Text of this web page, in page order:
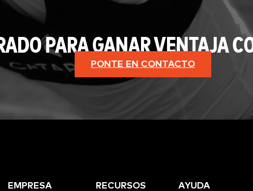
PARA GANAR VENTAJA
PONTE EN CONTACTO
EMPRESA RECURSOS AYUDA